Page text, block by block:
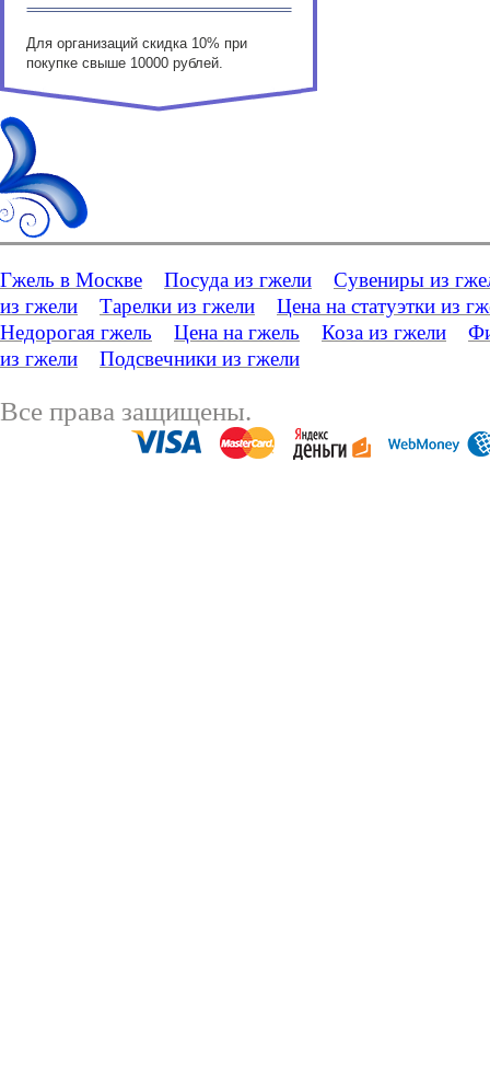
Для организаций скидка 10% при
покупке свыше 10000 рублей.
Гжель в Москве Посуда из гжели
Сувениры из
из гжели
Тарелки из гжели
Цена на статуэтки из
Недорогая гжель
Цена на гжель Коза из гжели
из гжели
Подсвечники из гжели
Все права защищены.